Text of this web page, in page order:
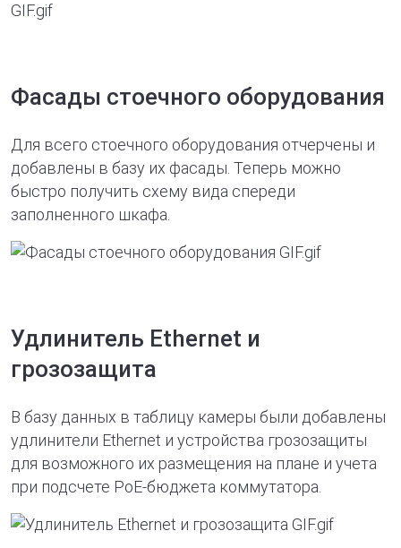
Фасады стоечного оборудования
Для всего стоечного оборудования отчерчены и
добавлены в базу их фасады. Теперь можно
быстро получить схему вида спереди
заполненного шкафа.
Удлинитель Ethernet и
грозозащита
В базу данных в таблицу камеры были добавлены
удлинители Ethernet и устройства грозозащиты
для возможного их размещения на плане и учета
при подсчете PoE-бюджета коммутатора.